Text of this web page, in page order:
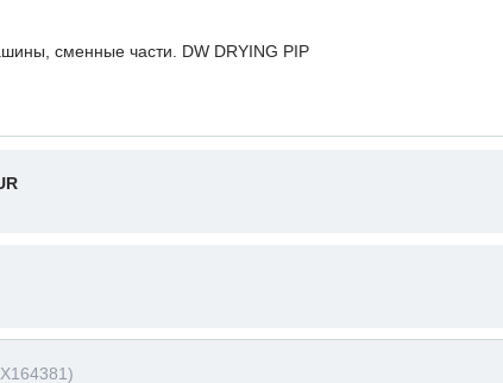
сменные части. DW DRYING PIP